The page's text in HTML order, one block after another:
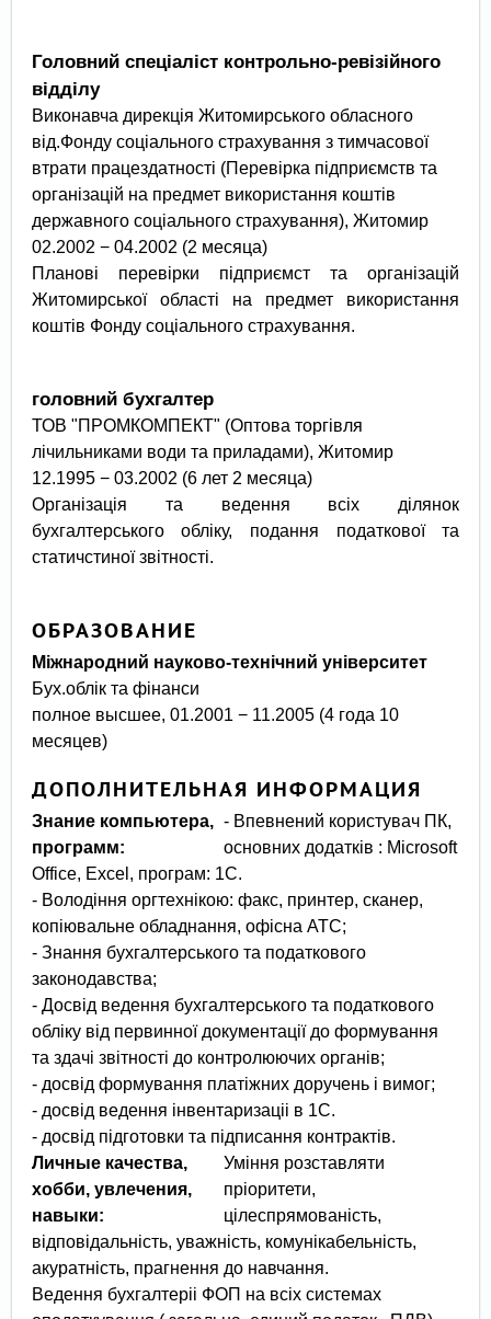
Головний спеціаліст контрольно-ревізійного
відділу
Виконавча дирекція Житомирського обласного
від.Фонду соціального страхування з тимчасової
втрати працездатності (Перевірка підприємств та
організацій на предмет використання коштів
державного соціального страхування), Житомир
02.2002 − 04.2002 (2 месяца)
Планові перевірки підприємст та організацій
Житомирської області на предмет використання
коштів Фонду соціального страхування.
головний бухгалтер
ТОВ "ПРОМКОМПЕКТ" (Оптова торгівля
лічильниками води та приладами), Житомир
12.1995 − 03.2002 (6 лет 2 месяца)
Організація та ведення всіх ділянок
бухгалтерського обліку, подання податкової та
статичстиної звітності.
ОБРАЗОВАНИЕ
Міжнародний науково-технічний університет
Бух.облік та фінанси
полное высшее, 01.2001 − 11.2005 (4 года 10
месяцев)
ДОПОЛНИТЕЛЬНАЯ ИНФОРМАЦИЯ
Знание компьютера,
программ:
- Впевнений користувач ПК,
основних додатків : Microsoft
Office, Excel, програм: 1С.
- Володіння оргтехнікою: факс, принтер, сканер,
копіювальне обладнання, офісна АТС;
- Знання бухгалтерського та податкового
законодавства;
- Досвід ведення бухгалтерського та податкового
обліку від первинної документації до формування
та здачі звітності до контролюючих органів;
- досвід формування платіжних доручень і вимог;
- досвід ведення інвентаризаціі в 1С.
- досвід підготовки та підписання контрактів.
Личные качества,
хобби, увлечения,
навыки:
Уміння розставляти
пріоритети,
цілеспрямованість,
відповідальність, уважність, комунікабельність,
акуратність, прагнення до навчання.
Ведення бухгалтеріі ФОП на всіх системах